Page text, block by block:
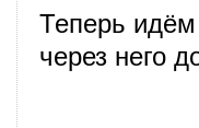
Теперь
через него